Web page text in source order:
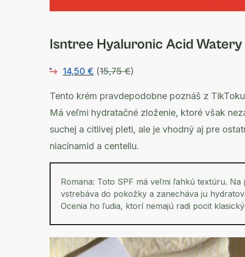
Isntree Hyaluronic Acid Watery
14,50 € (15,75 €)
Tento krém pravdepodobne poznáš z
Má veľmi hydratačné zloženie, ktoré však
suchej a citlivej pleti, ale je vhodný aj pre
niacínamid a centellu.
Romana: Toto SPF má veľmi ľahkú textúru.
vstrebáva do pokožky a zanecháva ju
Ocenia ho ľudia, ktorí nemajú radi pocit